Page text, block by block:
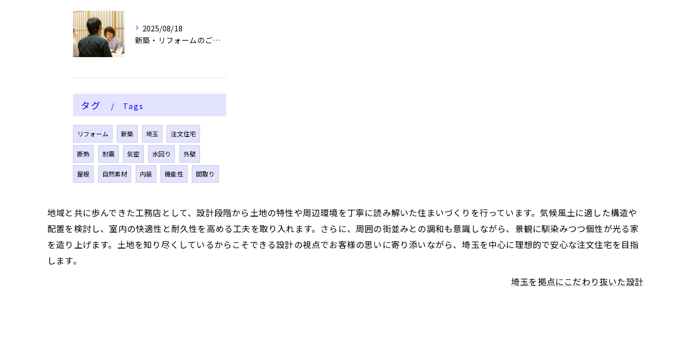
2025/08/18
新築・リフォームのご相談を承ります
タグ Tags
リフォーム 新築 埼玉 注文住宅
断熱 耐震 気密 水回り 外壁
屋根 自然素材 内装 機能性 間取り
地域と共に歩んできた工務店として、設計段階から土地の特性や周辺環境を丁寧に読み解いた住まいづくりを行っています。気候風土に適した構造や
配置を検討し、室内の快適性と耐久性を高める工夫を取り入れます。さらに、周囲の街並みとの調和も意識しながら、景観に馴染みつつ個性が光る家
を造り上げます。土地を知り尽くしているからこそできる設計の視点でお客様の思いに寄り添いながら、埼玉を中心に理想的で安心な注文住宅を目指
します。
埼玉を拠点にこだわり抜いた設計